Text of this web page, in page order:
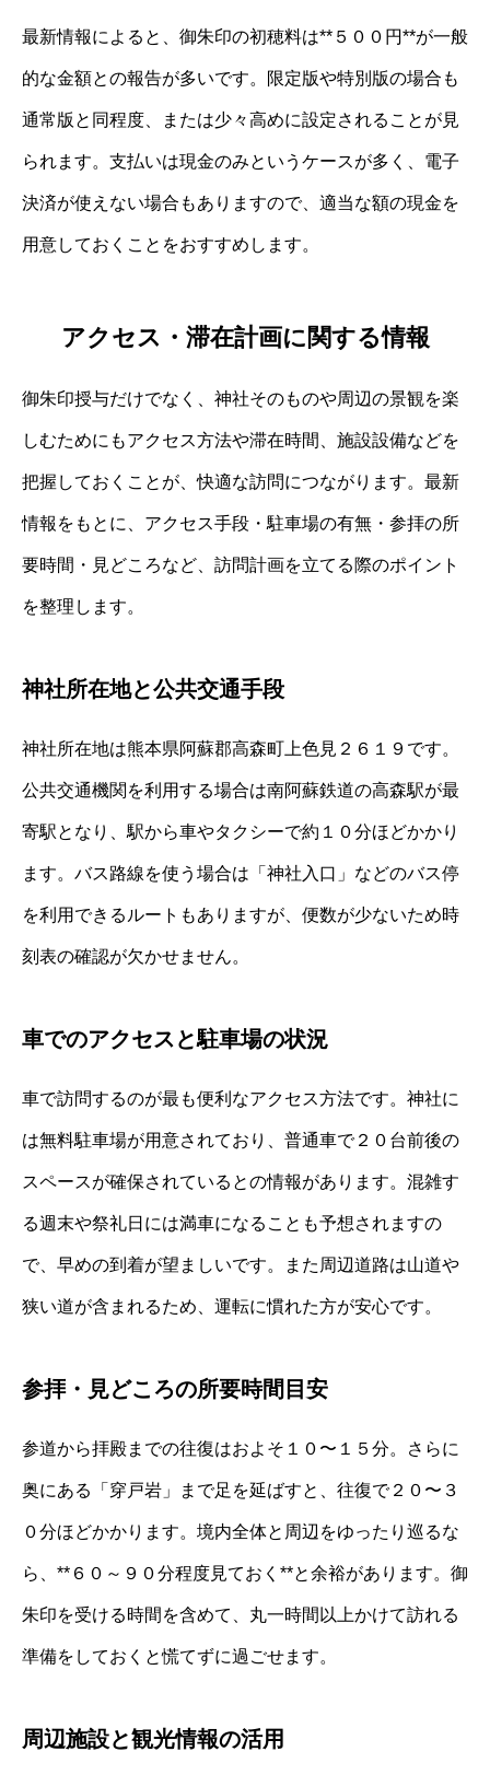
最新情報によると、御朱印の初穂料は**５００円**が一般
的な金額との報告が多いです。限定版や特別版の場合も
通常版と同程度、または少々高めに設定されることが見
られます。支払いは現金のみというケースが多く、電子
決済が使えない場合もありますので、適当な額の現金を
用意しておくことをおすすめします。
アクセス・滞在計画に関する情報
御朱印授与だけでなく、神社そのものや周辺の景観を楽
しむためにもアクセス方法や滞在時間、施設設備などを
把握しておくことが、快適な訪問につながります。最新
情報をもとに、アクセス手段・駐車場の有無・参拝の所
要時間・見どころなど、訪問計画を立てる際のポイント
を整理します。
神社所在地と公共交通手段
神社所在地は熊本県阿蘇郡高森町上色見２６１９です。
公共交通機関を利用する場合は南阿蘇鉄道の高森駅が最
寄駅となり、駅から車やタクシーで約１０分ほどかかり
ます。バス路線を使う場合は「神社入口」などのバス停
を利用できるルートもありますが、便数が少ないため時
刻表の確認が欠かせません。
車でのアクセスと駐車場の状況
車で訪問するのが最も便利なアクセス方法です。神社に
は無料駐車場が用意されており、普通車で２０台前後の
スペースが確保されているとの情報があります。混雑す
る週末や祭礼日には満車になることも予想されますの
で、早めの到着が望ましいです。また周辺道路は山道や
狭い道が含まれるため、運転に慣れた方が安心です。
参拝・見どころの所要時間目安
参道から拝殿までの往復はおよそ１０〜１５分。さらに
奥にある「穿戸岩」まで足を延ばすと、往復で２０〜３
０分ほどかかります。境内全体と周辺をゆったり巡るな
ら、**６０～９０分程度見ておく**と余裕があります。御
朱印を受ける時間を含めて、丸一時間以上かけて訪れる
準備をしておくと慌てずに過ごせます。
周辺施設と観光情報の活用